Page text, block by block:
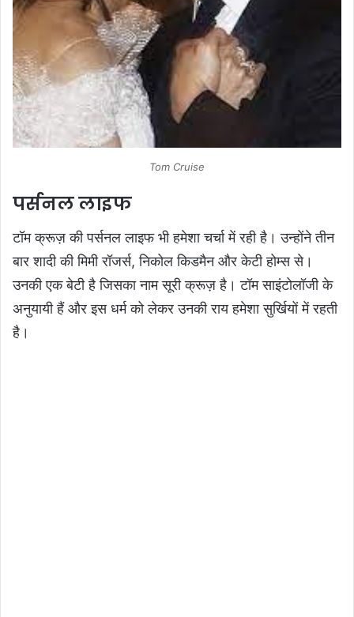
Tom Cruise
पर्सनल लाइफ
टॉम क्रूज़ की पर्सनल लाइफ भी हमेशा चर्चा में रही है। उन्होंने तीन
बार शादी की मिमी रॉजर्स, निकोल किडमैन और केटी होम्स से।
उनकी एक बेटी है जिसका नाम सूरी क्रूज़ है। टॉम साइंटोलॉजी के
अनुयायी हैं और इस धर्म को लेकर उनकी राय हमेशा सुर्खियों में रहती
है।